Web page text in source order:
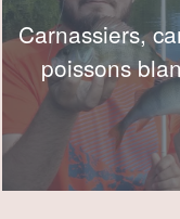
Carnassiers,
poissons